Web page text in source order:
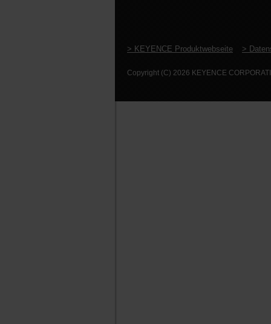
> KEYENCE Produktwebseite >
Copyright (C) 2026 KEYENCE